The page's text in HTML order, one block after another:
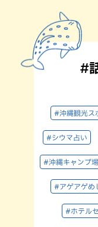
#
#沖縄観光ス
#シウマ占い
#沖縄キャンプ場
#アゲアゲめ
#ホテル